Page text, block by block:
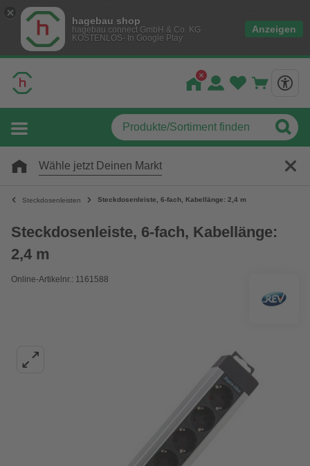
hagebau shop
hagebau connect GmbH & Co. KG
KOSTENLOS- In Google Play
Anzeigen
Wähle jetzt Deinen Markt
Steckdosenleisten Steckdosenleiste, 6-fach, Kabellänge: 2,4 m
Steckdosenleiste, 6-fach, Kabellänge:
2,4 m
Online-Artikelnr.: 1161588